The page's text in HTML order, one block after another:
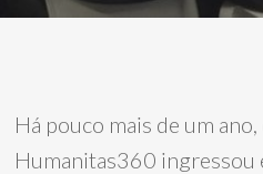
Há pouco mais de um
Humanitas360 ingressou